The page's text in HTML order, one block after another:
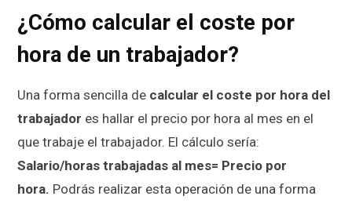
¿Cómo calcular el coste por
hora de un trabajador?
Una forma sencilla de calcular el coste por hora del
trabajador es hallar el precio por hora al mes en el
que trabaje el trabajador. El cálculo sería:
Salario/horas trabajadas al mes= Precio por
hora. Podrás realizar esta operación de una forma